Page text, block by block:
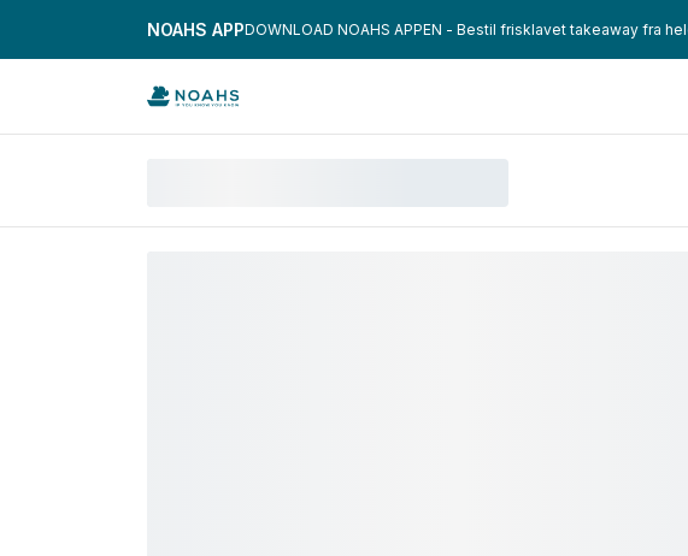
NOAHS APPDOWNLOAD NOAHS APPEN - Bestil frisklavet takeaway fra